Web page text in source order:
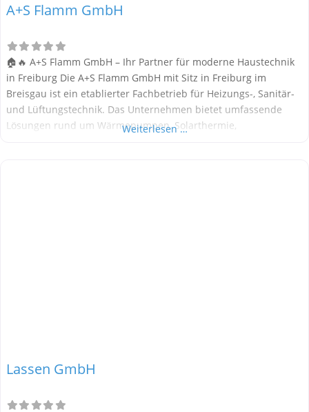
A+S Flamm GmbH
🏠🔥 A+S Flamm GmbH – Ihr Partner für moderne Haustechnik
in Freiburg Die A+S Flamm GmbH mit Sitz in Freiburg im
Breisgau ist ein etablierter Fachbetrieb für Heizungs-, Sanitär-
und Lüftungstechnik. Das Unternehmen bietet umfassende
Lösungen rund um Wärmepumpen, Solarthermie,
Weiterlesen …
Lassen GmbH